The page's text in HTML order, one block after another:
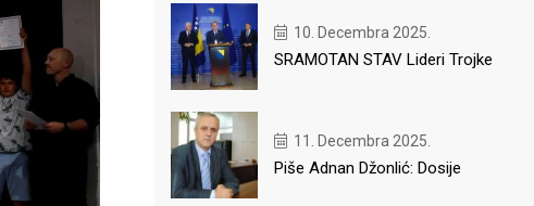
10. Decembra 2025.
SRAMOTAN STAV Lideri Trojke
11. Decembra 2025.
Piše Adnan Džonlić: Dosije